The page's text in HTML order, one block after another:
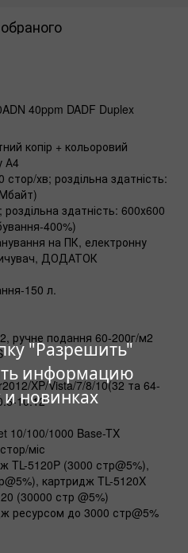
"Разрешить"
информацию
и новинках
40ppm DADF Duplex
копір + кольоровий
А4
хв; роздільна здатність:
здатність: 600х600
400%)
на ПК, електронну
ДОДАТОК
150 л.
ручне подання 60-200г/м2
XP/Vista/7/8/10(32 та 64-
10.12
10/100/1000 Base-TX
міс
TL-5120P (3000 стр@5%),
картридж TL-5120X
(30000 стр @5%)
ресурсом до 3000 стр@5%